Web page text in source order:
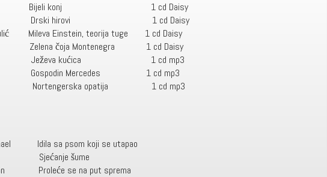
Bijeli konj 1 cd Daisy
Drski hirovi 1 cd Daisy
Mileva Einstein, teorija tuge 1 cd Daisy
Zelena čoja Montenegra 1 cd Daisy
Ježeva kućica 1 cd mp3
Gospodin Mercedes 1 cd mp3
Nortengerska opatija 1 cd mp3
Idila sa psom koji se utapao
Sjećanje šume
Proleće se na put sprema